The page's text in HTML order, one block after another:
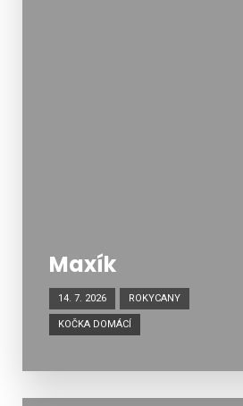
Maxík
14. 7. 2026 ROKYCANY
KOČKA DOMÁCÍ